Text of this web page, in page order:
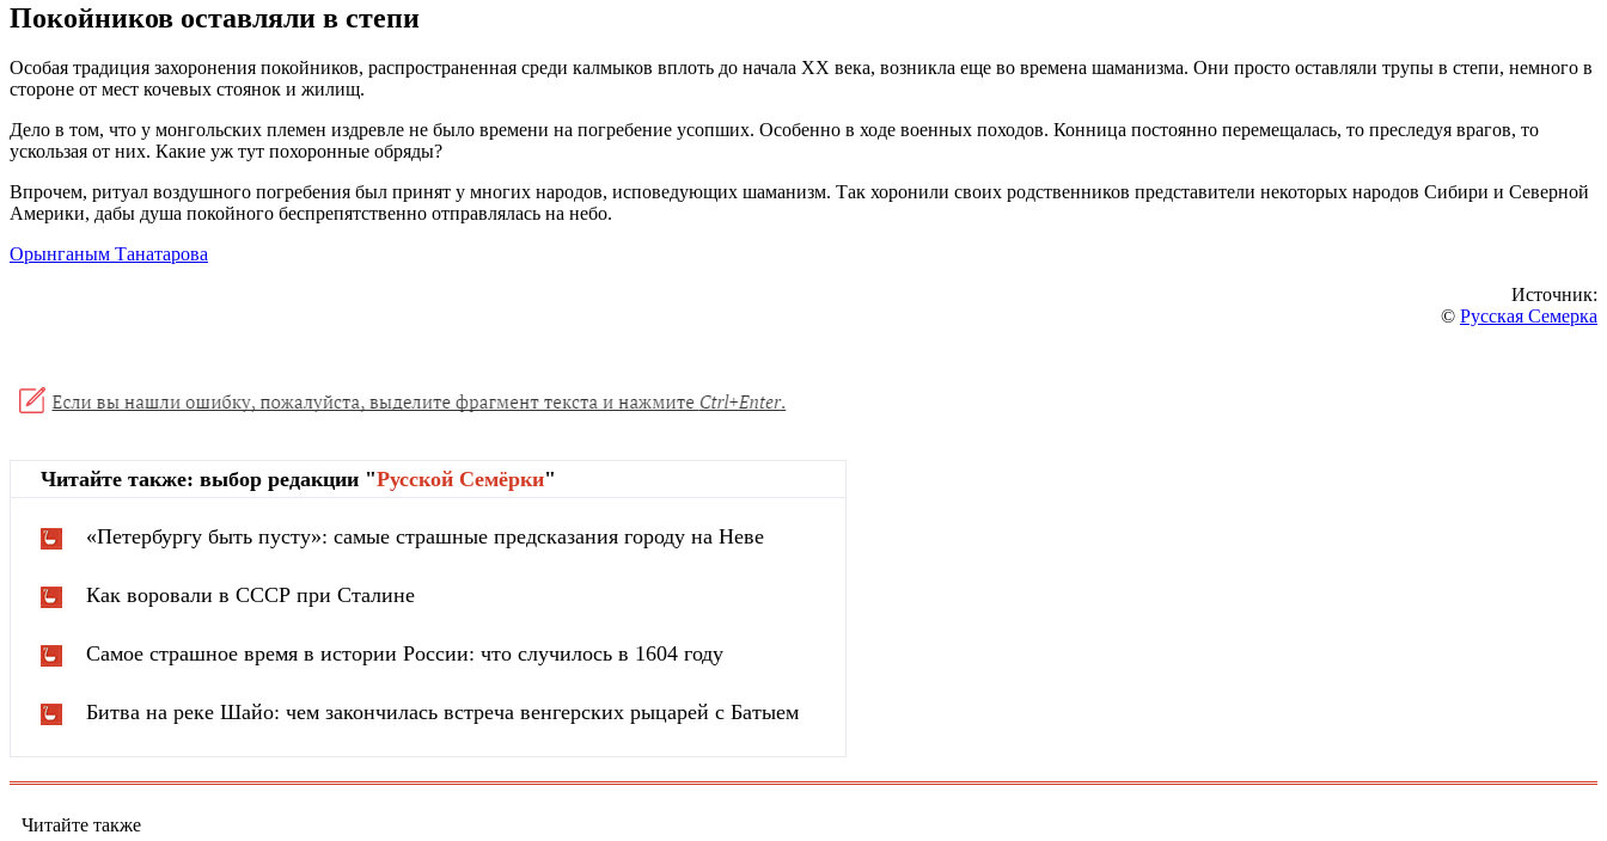
Покойников оставляли в степи
Особая традиция захоронения покойников, распространенная среди калмыков вплоть до начала ХХ века, возникла еще во времена шаманизма. Они просто оставляли трупы в степи, немного в
стороне от мест кочевых стоянок и жилищ.
Дело в том, что у монгольских племен издревле не было времени на погребение усопших. Особенно в ходе военных походов. Конница постоянно перемещалась, то преследуя врагов, то
ускользая от них. Какие уж тут похоронные обряды?
Впрочем, ритуал воздушного погребения был принят у многих народов, исповедующих шаманизм. Так хоронили своих родственников представители некоторых народов Сибири и Северной
Америки, дабы душа покойного беспрепятственно отправлялась на небо.
Орынганым Танатарова
Источник:
© Русская Семерка
Читайте также: выбор редакции "Русской Cемёрки"
«Петербургу быть пусту»: самые страшные предсказания городу на Неве
Как воровали в СССР при Сталине
Самое страшное время в истории России: что случилось в 1604 году
Битва на реке Шайо: чем закончилась встреча венгерских рыцарей с Батыем
Читайте также